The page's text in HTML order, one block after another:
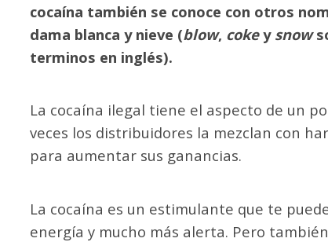
cocaína también se conoce con otros
dama blanca y nieve (blow, cokey snow
terminos en inglés).
La cocaína ilegal tiene el aspecto de un
veces los distribuidores la mezclan con
para aumentar sus ganancias.
La cocaína es un estimulante que te
energía y mucho más alerta. Pero